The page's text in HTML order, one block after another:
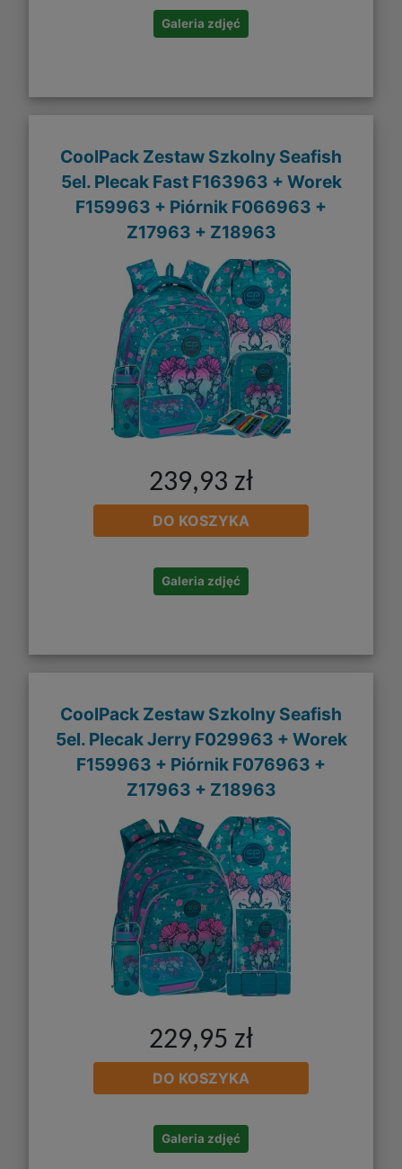
Galeria zdjęć
CoolPack Zestaw Szkolny Seafish
5el. Plecak Fast F163963 + Worek
F159963 + Piórnik F066963 +
Z17963 + Z18963
239,93 zł
DO KOSZYKA
Galeria zdjęć
CoolPack Zestaw Szkolny Seafish
5el. Plecak Jerry F029963 + Worek
F159963 + Piórnik F076963 +
Z17963 + Z18963
229,95 zł
DO KOSZYKA
Galeria zdjęć